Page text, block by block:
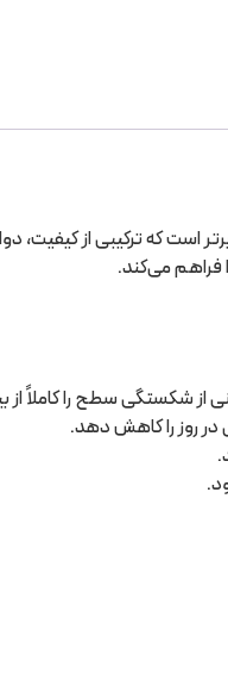
برای سقف یا دیوارهای نورگیر هستید، نورگیر حبابی
فراهم می‌کند.
از شکستگی سطح را کاملاً از
روز را کاهش دهد.